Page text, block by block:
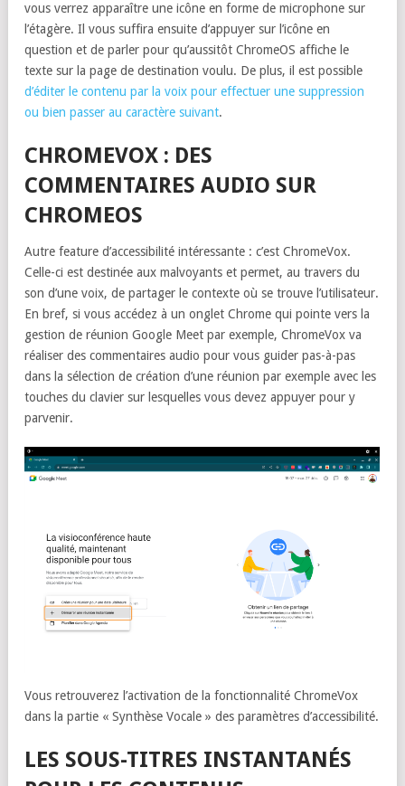
vous verrez apparaître une icône en forme de microphone sur
l’étagère. Il vous suffira ensuite d’appuyer sur l’icône en
question et de parler pour qu’aussitôt ChromeOS affiche le
texte sur la page de destination voulu. De plus, il est possible
d’éditer le contenu par la voix pour effectuer une suppression
ou bien passer au caractère suivant.
CHROMEVOX : DES
COMMENTAIRES AUDIO SUR
CHROMEOS
Autre feature d’accessibilité intéressante : c’est ChromeVox.
Celle-ci est destinée aux malvoyants et permet, au travers du
son d’une voix, de partager le contexte où se trouve l’utilisateur.
En bref, si vous accédez à un onglet Chrome qui pointe vers la
gestion de réunion Google Meet par exemple, ChromeVox va
réaliser des commentaires audio pour vous guider pas-à-pas
dans la sélection de création d’une réunion par exemple avec les
touches du clavier sur lesquelles vous devez appuyer pour y
parvenir.
Vous retrouverez l’activation de la fonctionnalité ChromeVox
dans la partie « Synthèse Vocale » des paramètres d’accessibilité.
LES SOUS-TITRES INSTANTANÉS